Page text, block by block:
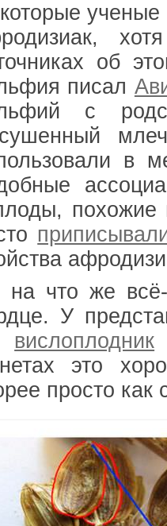
ученые
об
писал
с
в
похожие
на что же
У
вислоплодник
это
просто как